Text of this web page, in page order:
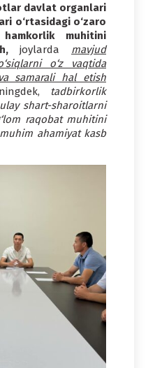
davlat organlari
o‘rtasidagi o‘zaro
muhitini
joylarda mavjud
o‘z vaqtida
samarali hal etish
tadbirkorlik
shart-sharoitlarni
raqobat muhitini
ahamiyat kasb